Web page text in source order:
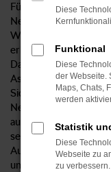
Für Fahrten in Aalen
Neuwagen die
Weise von
erhalten ein Fahrzeug
Damit verbunden
Assistenzsysteme
Neuwagen in jeder
auch gegenüber der
setzen wir mit einem
Ausrufezeichen
und Umgebung
Diese
Funktional
Diese
der Webseite.
Maps, Chats,
werden
Statistik
Diese
Webseite zu
zu